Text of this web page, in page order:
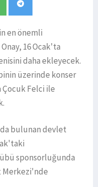
en önemli
16 Ocak'ta
daha ekleyecek.
üzerinde konser
Çocuk Felci ile
bulunan devlet
sponsorluğunda
Merkezi'nde